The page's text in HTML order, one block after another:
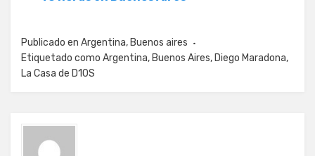
Publicado en Argentina, Buenos aires
Etiquetado como Argentina, Buenos Aires, Diego Maradona,
La Casa de D10S